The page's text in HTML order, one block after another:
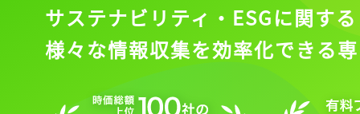
サステナビリティ・ESGに関する
様々な情報収集を効率化できる